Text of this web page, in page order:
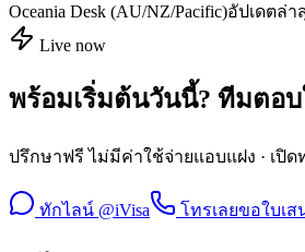
Oceania Desk (AU/NZ/Pacific)อัปเดตล่า
Live now
พร้อมเริ่มต้นวันนี้? ทีมตอ
ปรึกษาฟรี ไม่มีค่าใช้จ่ายแอบแฝง · เปิด
ทักไลน์ @iVisa โทรเลยขอใบเส